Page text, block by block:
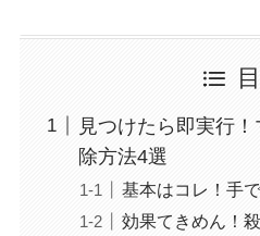
見つけたら即実行
除方法4選
基本はコレ！手
効果てきめん！